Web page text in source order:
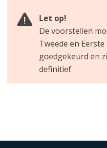
Let op!
De voorstellen
Tweede en
goedgekeurd en
definitief.